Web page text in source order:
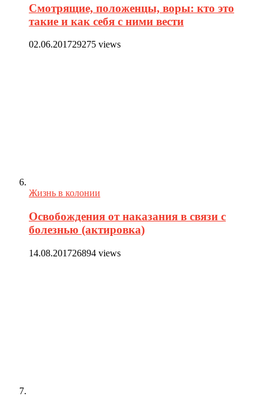
Смотрящие, положенцы, воры: кто это
такие и как себя с ними вести
02.06.201729275 views
Жизнь в колонии
Освобождения от наказания в связи с
болезнью (актировка)
14.08.201726894 views